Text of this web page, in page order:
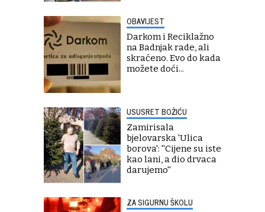
OBAVIJEST
Darkom i Reciklažno
na Badnjak rade, ali
skraćeno. Evo do kada
možete doći...
USUSRET BOŽIĆU
Zamirisala
bjelovarska 'Ulica
borova': ''Cijene su iste
kao lani, a dio drvaca
darujemo''
ZA SIGURNU ŠKOLU